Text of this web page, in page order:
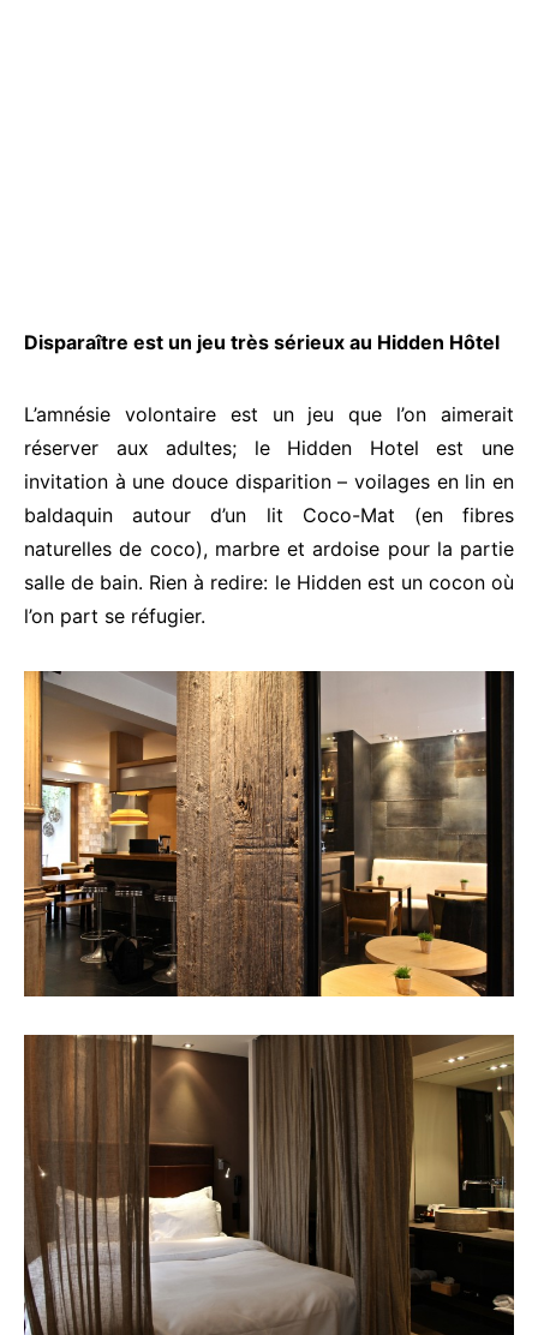
Disparaître est un jeu très sérieux au Hidden Hôtel
L’amnésie volontaire est un jeu que l’on aimerait
réserver aux adultes; le Hidden Hotel est une
invitation à une douce disparition – voilages en lin en
baldaquin autour d’un lit Coco-Mat (en fibres
naturelles de coco), marbre et ardoise pour la partie
salle de bain. Rien à redire: le Hidden est un cocon où
l’on part se réfugier.